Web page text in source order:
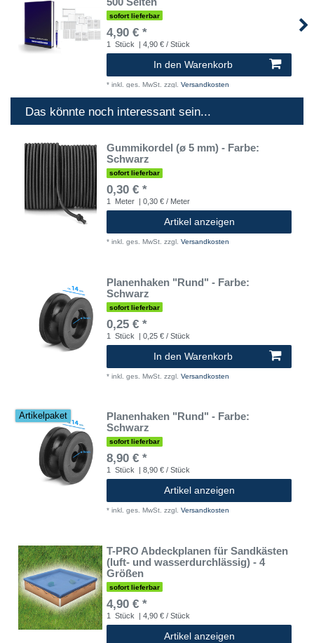
sofort lieferbar
4,90 € *
1 Stück | 4,90 € / Stück
In den Warenkorb
* inkl. ges. MwSt. zzgl. Versandkosten
Das könnte noch interessant sein...
Gummikordel (ø 5 mm) - Farbe:
Schwarz
sofort lieferbar
0,30 € *
1 Meter | 0,30 € / Meter
Artikel anzeigen
* inkl. ges. MwSt. zzgl. Versandkosten
Planenhaken "Rund" - Farbe:
Schwarz
sofort lieferbar
0,25 € *
1 Stück | 0,25 € / Stück
In den Warenkorb
* inkl. ges. MwSt. zzgl. Versandkosten
Artikelpaket
Planenhaken "Rund" - Farbe:
Schwarz
sofort lieferbar
8,90 € *
1 Stück | 8,90 € / Stück
Artikel anzeigen
* inkl. ges. MwSt. zzgl. Versandkosten
T-PRO Abdeckplanen für Sandkästen
(luft- und wasserdurchlässig) - 4
Größen
sofort lieferbar
4,90 € *
1 Stück | 4,90 € / Stück
Artikel anzeigen